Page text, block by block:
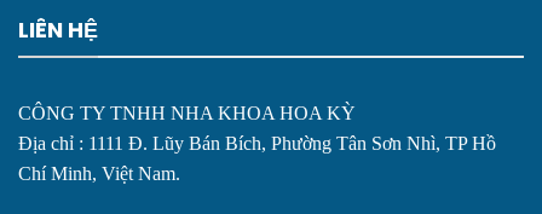
LIÊN HỆ
CÔNG TY TNHH NHA KHOA HOA KỲ
Địa chỉ : 1111 Đ. Lũy Bán Bích, Phường Tân Sơn Nhì, TP Hồ
Chí Minh, Việt Nam.